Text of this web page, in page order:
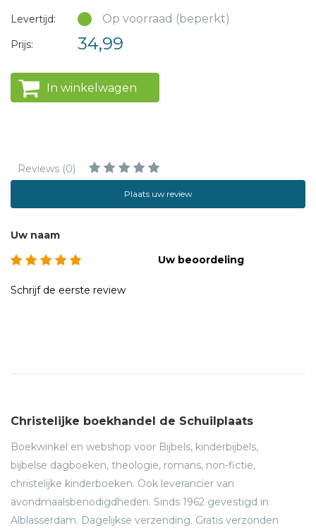
Levertijd: Op voorraad (beperkt)
Prijs: 34,99
In winkelwagen
Reviews (0)
Plaats uw review
Uw naam
Uw beoordeling
Schrijf de eerste review
Christelijke boekhandel de Schuilplaats
Boekwinkel en webshop voor Bijbels, kinderbijbels,
bijbelse dagboeken, theologie, romans, non-fictie,
christelijke kinderboeken. Ook leverancier van
avondmaalsbenodigdheden. Sinds 1962 gevestigd in
Alblasserdam. Dagelijkse verzending. Gratis verzonden